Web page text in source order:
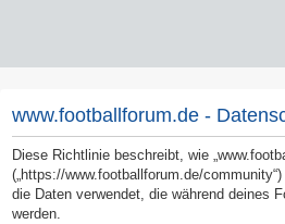
www.footballforum.de -
Diese Richtlinie beschreibt, wie
(„https://www.footballforum.de/
die Daten verwendet, die während deines
werden.